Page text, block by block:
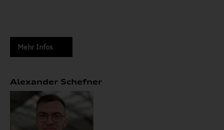
Mehr Infos
Alexander Schefner